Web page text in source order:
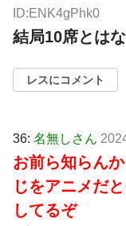
ID:ENK4gPhk0
結局10席とは
レスにコメント
36: 名無しさん
お前ら知らん
じをアニメだ
してるぞ